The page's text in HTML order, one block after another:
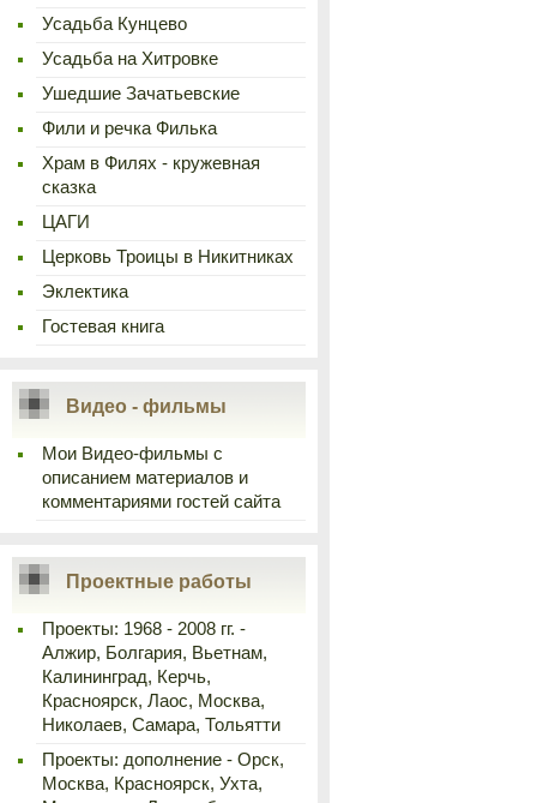
Усадьба Кунцево
Усадьба на Хитровке
Ушедшие Зачатьевские
Фили и речка Филька
Храм в Филях - кружевная
сказка
ЦАГИ
Церковь Троицы в Никитниках
Эклектика
Гостевая книга
Видео - фильмы
Мои Видео-фильмы с
описанием материалов и
комментариями гостей сайта
Проектные работы
Проекты: 1968 - 2008 гг. -
Алжир, Болгария, Вьетнам,
Калининград, Керчь,
Красноярск, Лаос, Москва,
Николаев, Самара, Тольятти
Проекты: дополнение - Орск,
Москва, Красноярск, Ухта,